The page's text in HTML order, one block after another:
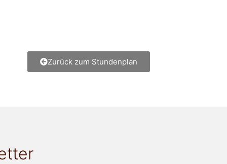
Zurück zum Stundenplan